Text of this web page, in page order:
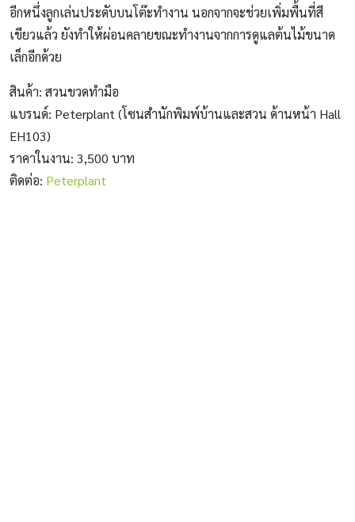
อีกหนึ่งลูกเล่นประดับบนโต๊ะทำงาน นอกจากจะช่วยเพิ่มพื้นที่สี
เขียวแล้ว ยังทำให้ผ่อนคลายขณะทำงานจากการดูแลต้นไม้ขนาด
เล็กอีกด้วย
สินค้า: สวนขวดทำมือ
แบรนด์: Peterplant (โซนสำนักพิมพ์บ้านและสวน ด้านหน้า Hall
EH103)
ราคาในงาน: 3,500 บาท
ติดต่อ: Peterplant